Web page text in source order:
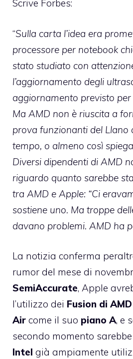
Scrive Forbes:
“Sulla carta l’idea era
processore per notebook
stato studiato con
l’aggiornamento degli
aggiornamento previsto
Ma AMD non è riuscita a
prova funzionanti del Llano
tempo, o almeno così
Diversi dipendenti di AMD
riguardo quanto sarebbe
tra AMD e Apple: “Ci
sostiene uno. Ma troppe
davano problemi. AMD ha
La notizia conferma
rumor del mese di
SemiAccurate, Apple
l’utilizzo dei Fusion di AMD
Air come il suo piano A, e
secondo momento
Intel già ampiamente